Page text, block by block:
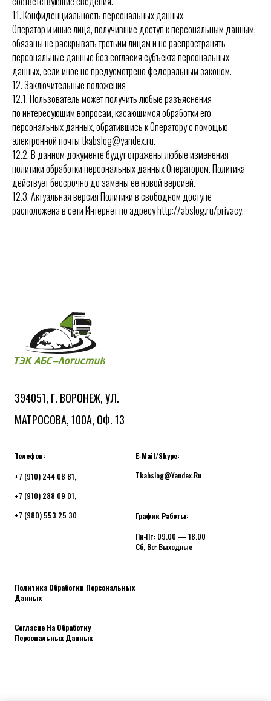
11. Конфиденциальность персональных данных
Оператор и иные лица, получившие доступ к персональным данным,
обязаны не раскрывать третьим лицам и не распространять
персональные данные без согласия субъекта персональных
данных, если иное не предусмотрено федеральным законом.
12. Заключительные положения
12.1. Пользователь может получить любые разъяснения
по интересующим вопросам, касающимся обработки его
персональных данных, обратившись к Оператору с помощью
электронной почты tkabslog@yandex.ru.
12.2. В данном документе будут отражены любые изменения
политики обработки персональных данных Оператором. Политика
действует бессрочно до замены ее новой версией.
12.3. Актуальная версия Политики в свободном доступе
расположена в сети Интернет по адресу http://abslog.ru/privacy.
394051, Г. ВОРОНЕЖ, УЛ.
МАТРОСОВА, 100А, ОФ. 13
Телефон:
+7 (910) 244 08 81,
+7 (910) 288 09 01,
+7 (980) 553 25 30
E-Mail/Skype:
Tkabslog@yandex.ru
График Работы:
Пн-Пт: 09.00 — 18.00
Сб, Вс: Выходные
Политика Обработки Персональных
Данных
Согласие На Обработку
Персональных Данных